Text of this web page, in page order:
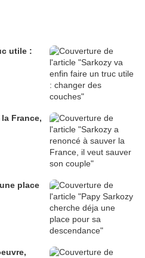
utile :
France,
place